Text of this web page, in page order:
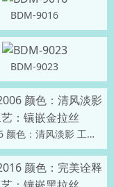
BDM-9016
BDM-9023
LQ-2006 颜色：清风淡影 工艺：镶嵌金拉丝